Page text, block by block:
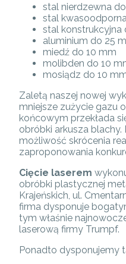
stal nierdzewna
stal
stal konstrukcyjna
aluminium do 25
miedź do 10 mm
molibden do 10
mosiądz do 10
Zaletą naszej nowej
mniejsze zużycie gazu
końcowym przekłada
obróbki arkusza
możliwość skrócenia
zaproponowania
Cięcie laserem
obróbki plastycznej
Krajeńskich, ul.
firma dysponuje
tym właśnie
laserową firmy Trumpf.
Ponadto dysponujemy